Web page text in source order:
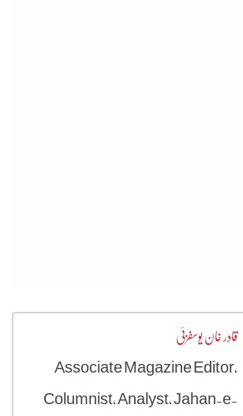
قادر خان یوسفزئی
Associate Magazine Editor,
Columnist, Analyst, Jahan-e-